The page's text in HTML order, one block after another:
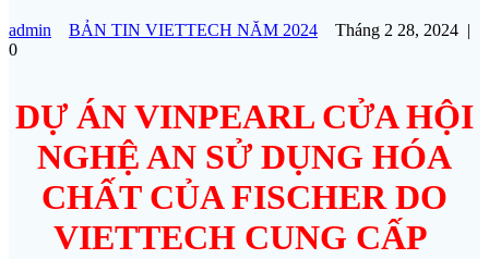
admin BẢN TIN VIETTECH NĂM 2024 Tháng 2 28, 2024 |
0
DỰ ÁN VINPEARL CỬA HỘI
NGHỆ AN SỬ DỤNG HÓA
CHẤT CỦA FISCHER DO
VIETTECH CUNG CẤP